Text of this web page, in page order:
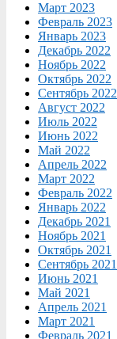
Март 2023
Февраль 2023
Январь 2023
Декабрь 2022
Ноябрь 2022
Октябрь 2022
Сентябрь 2022
Август 2022
Июль 2022
Июнь 2022
Май 2022
Апрель 2022
Март 2022
Февраль 2022
Январь 2022
Декабрь 2021
Ноябрь 2021
Октябрь 2021
Сентябрь 2021
Июнь 2021
Май 2021
Апрель 2021
Март 2021
Февраль 2021